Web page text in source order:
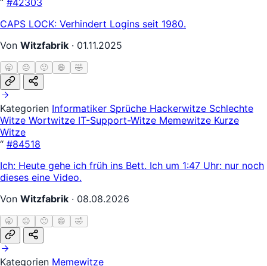
CAPS LOCK: Verhindert Logins seit 1980.
Von Witzfabrik · 01.11.2025
🥱 😐 🙂 😄 🤣
Kategorien Informatiker Sprüche Hackerwitze Schlechte
Witze Wortwitze IT-Support-Witze Memewitze Kurze
Witze
“ #84518
Ich: Heute gehe ich früh ins Bett. Ich um 1:47 Uhr: nur noch
dieses eine Video.
Von Witzfabrik · 08.08.2026
🥱 😐 🙂 😄 🤣
Kategorien Memewitze